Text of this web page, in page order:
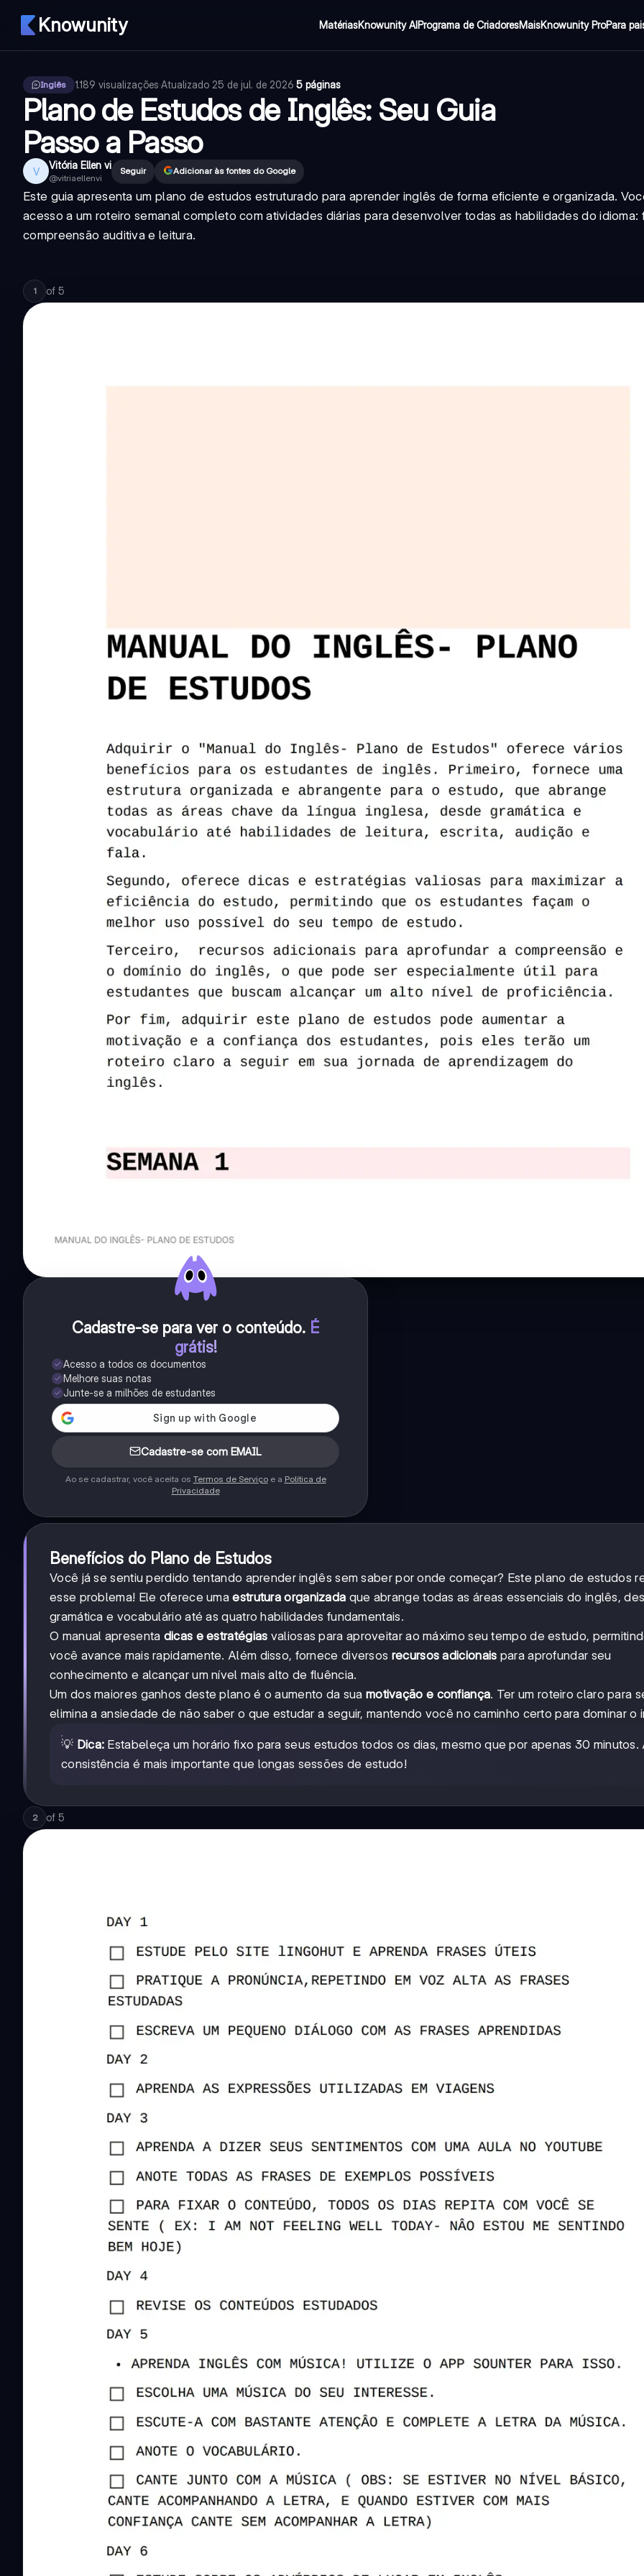
Knowunity MatériasKnowunity AIPrograma de CriadoresMaisKnowunity ProPara
Inglês 1.189 visualizações·Atualizado 25 de jul. de 2026·5 páginas
Plano de Estudos de Inglês: Seu Guia
Passo a Passo
V Vitória Ellen vi
@vitriaellenvi
Seguir Adicionar às fontes do Google
Este guia apresenta um plano de estudos estruturado para aprender inglês de forma eficiente e organizada.
acesso a um roteiro semanal completo com atividades diárias para desenvolver todas as habilidades do idioma:
compreensão auditiva e leitura.
1 of 5
Cadastre-se para ver o conteúdo. É
grátis!
Acesso a todos os documentos
Melhore suas notas
Junte-se a milhões de estudantes
Cadastre-se com EMAIL
Ao se cadastrar, você aceita os Termos de Serviçoe a Política de
Privacidade
Benefícios do Plano de Estudos
Você já se sentiu perdido tentando aprender inglês sem saber por onde começar? Este plano de estudos
esse problema! Ele oferece umaestrutura organizada que abrange todas as áreas essenciais do inglês,
gramática e vocabulário até as quatro habilidades fundamentais.
O manual apresenta dicas e estratégias valiosas para aproveitar ao máximo seu tempo de estudo,
você avance mais rapidamente. Além disso, fornece diversos recursos adicionais para aprofundar seu
conhecimento e alcançar um nível mais alto de fluência.
Um dos maiores ganhos deste plano é o aumento da sua motivação e confiança. Ter um roteiro claro para
elimina a ansiedade de não saber o que estudar a seguir, mantendo você no caminho certo para dominar o
💡 Dica: Estabeleça um horário fixo para seus estudos todos os dias, mesmo que por apenas 30 minutos.
consistência é mais importante que longas sessões de estudo!
2 of 5